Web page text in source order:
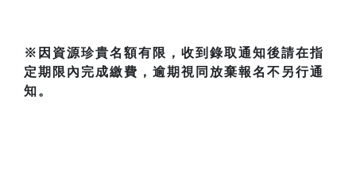
※因資源珍貴名額有限，收到錄取通知後請在指
定期限內完成繳費，逾期視同放棄報名不另行通
知。